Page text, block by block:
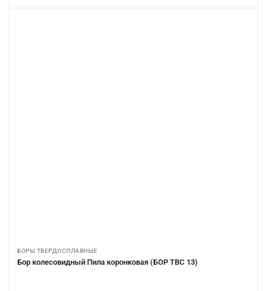
БОРЫ ТВЕРДОСПЛАВНЫЕ
Бор колесовидный Пила коронковая (БОР ТВС 13)